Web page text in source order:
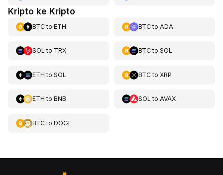
Kripto ke Kripto
BTCto ETH BTCto ADA
SOL to TRX BTCto SOL
ETH to SOL BTCto XRP
ETH to BNB SOL to AVAX
BTCto DOGE